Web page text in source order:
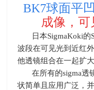
BK7球面平
成像， 可
日本SigmaKoki的
波段在可见光到近红
他透镜组合在一起扩
在所有的sigma透
状简单且应用广泛，